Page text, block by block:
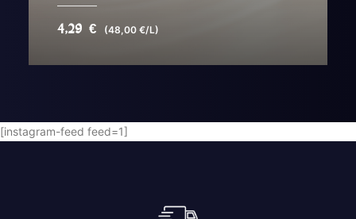
4,29 € (48,00 €/L)
[instagram-feed feed=1]